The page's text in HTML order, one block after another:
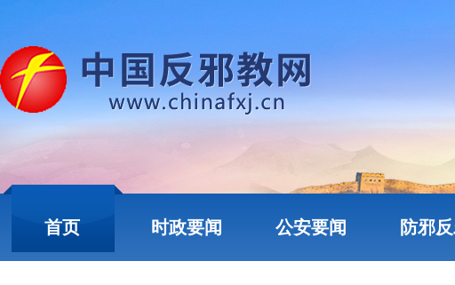
首页 时政要闻 公安要闻 防邪